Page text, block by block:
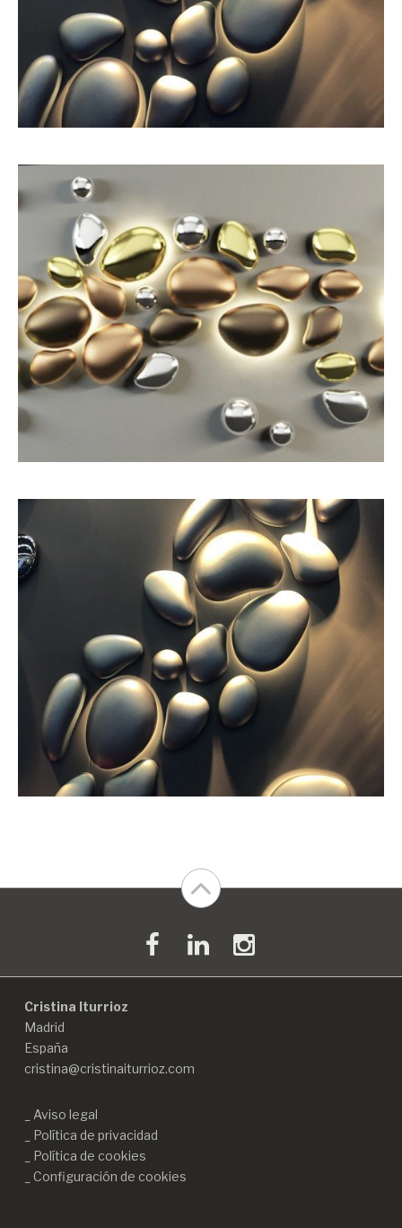
Cristina Iturrioz
Madrid
España
cristina@cristinaiturrioz.com
Aviso legal
Política de privacidad
Política de cookies
Configuración de cookies